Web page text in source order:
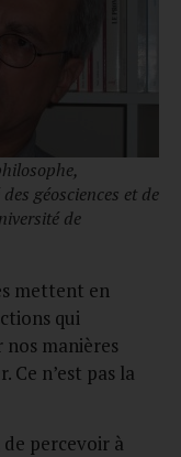
géosciences et de
de
mettent en
qui
manières
Ce n’est pas la
percevoir à